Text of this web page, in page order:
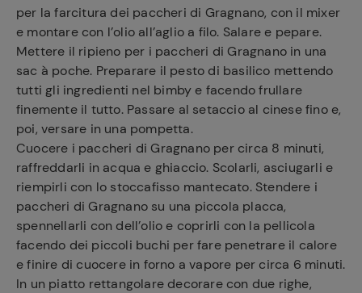
per la farcitura dei paccheri di Gragnano, con il mixer
e montare con l’olio all’aglio a filo. Salare e pepare.
Mettere il ripieno per i paccheri di Gragnano in una
sac à poche. Preparare il pesto di basilico mettendo
tutti gli ingredienti nel bimby e facendo frullare
finemente il tutto. Passare al setaccio al cinese fino e,
poi, versare in una pompetta.
Cuocere i paccheri di Gragnano per circa 8 minuti,
raffreddarli in acqua e ghiaccio. Scolarli, asciugarli e
riempirli con lo stoccafisso mantecato. Stendere i
paccheri di Gragnano su una piccola placca,
spennellarli con dell’olio e coprirli con la pellicola
facendo dei piccoli buchi per fare penetrare il calore
e finire di cuocere in forno a vapore per circa 6 minuti.
In un piatto rettangolare decorare con due righe,